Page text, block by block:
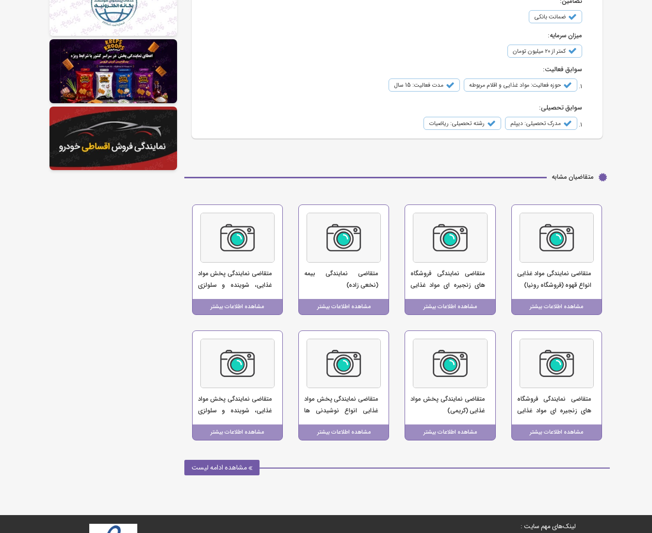
ضمانت بانکی
میزان سرمایه:
کمتر از ۲۰ میلیون تومان
سوابق فعالیت:
حوزه فعالیت: مواد غذایی و اقلام مربوطه مدت فعالیت: 15 سال
سوابق تحصیلی:
مدرک تحصیلی: دیپلم رشته تحصیلی: ریاضیات
متقاضیان مشابه
مشاهده اطلاعات بیشتر
متقاضی نمایندگی مواد غذایی
انواع قهوه (فروشگاه رونیا)
مشاهده اطلاعات بیشتر
متقاضی نمایندگی فروشگاه
های زنجیره ای مواد غذایی
(فروشگاه ایلام مارکت)
مشاهده اطلاعات بیشتر
متقاضی نمایندگی بیمه
(نخعی زاده)
مشاهده اطلاعات بیشتر
متقاضی نمایندگی پخش مواد
غذایی، شوینده و سلولزی
(صالحی)
مشاهده اطلاعات بیشتر
متقاضی نمایندگی فروشگاه
های زنجیره ای مواد غذایی
(بابایی)
مشاهده اطلاعات بیشتر
متقاضی نمایندگی پخش مواد
غذایی (کریمی)
مشاهده اطلاعات بیشتر
متقاضی نمایندگی پخش مواد
غذایی انواع نوشیدنی ها
(نصرتی)
مشاهده اطلاعات بیشتر
متقاضی نمایندگی پخش مواد
غذایی، شوینده و سلولزی
(شرکت پخش مهدا تجارت
رسامهر)
مشاهده ادامه لیست
لینک‌های مهم سایت :